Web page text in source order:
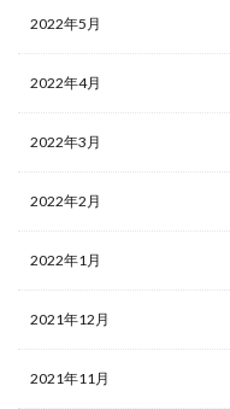
2022年5月
2022年4月
2022年3月
2022年2月
2022年1月
2021年12月
2021年11月